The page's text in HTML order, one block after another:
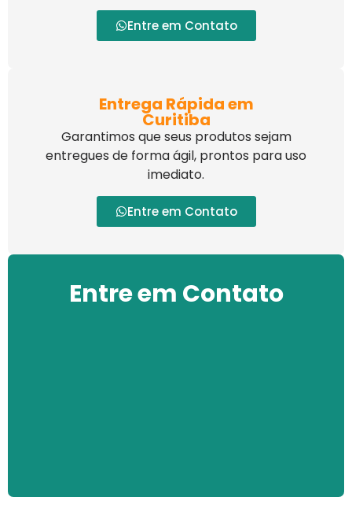
Entre em Contato
Entrega Rápida em
Curitiba
Garantimos que seus produtos sejam
entregues de forma ágil, prontos para uso
imediato.
Entre em Contato
Entre em Contato